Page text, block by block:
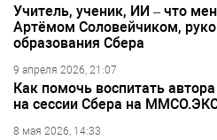
Учитель, ученик, ИИ – что
Артёмом Соловейчиком,
образования Сбера
9 апреля 2026, 21:07
Как помочь воспитать
на сессии Сбера на
8 мая 2026, 14:33